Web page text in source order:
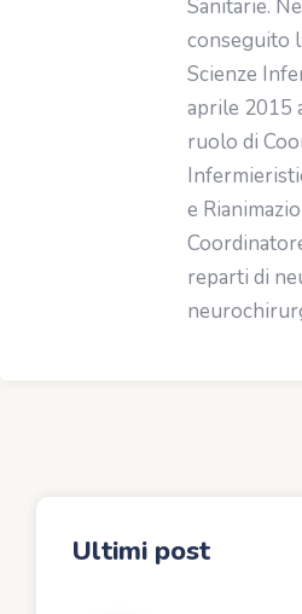
Sanitarie.
conseguito
Scienze
aprile 2015
ruolo di
e
reparti di
Ultimi post